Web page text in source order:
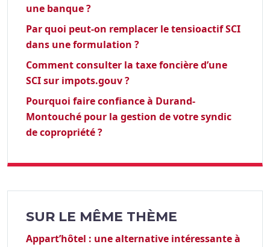
une banque ?
Par quoi peut-on remplacer le tensioactif SCI
dans une formulation ?
Comment consulter la taxe foncière d’une
SCI sur impots.gouv ?
Pourquoi faire confiance à Durand-
Montouché pour la gestion de votre syndic
de copropriété ?
SUR LE MÊME THÈME
Appart’hôtel : une alternative intéressante à